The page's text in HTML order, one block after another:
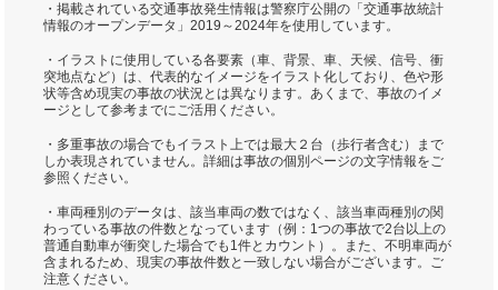
・掲載されている交通事故発生情報は警察庁公開の「交通事故統計
情報のオープンデータ」2019～2024年を使用しています。
・イラストに使用している各要素（車、背景、車、天候、信号、衝
突地点など）は、代表的なイメージをイラスト化しており、色や形
状等含め現実の事故の状況とは異なります。あくまで、事故のイメ
ージとして参考までにご活用ください。
・多重事故の場合でもイラスト上では最大２台（歩行者含む）まで
しか表現されていません。詳細は事故の個別ページの文字情報をご
参照ください。
・車両種別のデータは、該当車両の数ではなく、該当車両種別の関
わっている事故の件数となっています（例：1つの事故で2台以上の
普通自動車が衝突した場合でも1件とカウント）。また、不明車両が
含まれるため、現実の事故件数と一致しない場合がございます。ご
注意ください。